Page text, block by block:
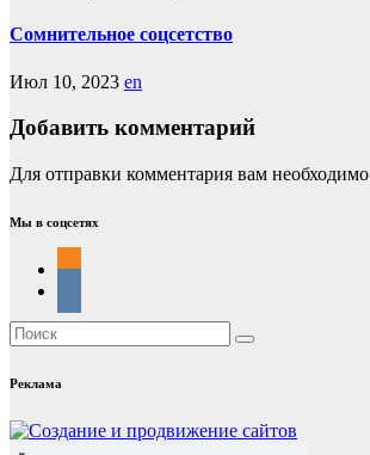
Сомнительное соцсетство
Июл 10, 2023 en
Добавить комментарий
Для отправки комментария вам необходимо
Мы в соцсетях
Реклама